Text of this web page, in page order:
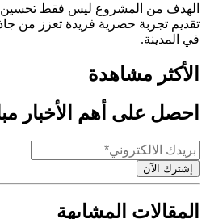
الهدف من المشروع ليس فقط تحسين
تقديم تجربة حضرية فريدة تعزز من
في المدينة.
الأكثر مشاهدة
احصل على أهم الأخبار
إشترك الآن
المقالات المشابهة